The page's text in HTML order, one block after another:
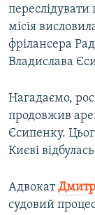
місія
фрілансера
Владислава
Нагадаємо,
продовжив
Єсипенку.
Києві
Адвокат
судовий